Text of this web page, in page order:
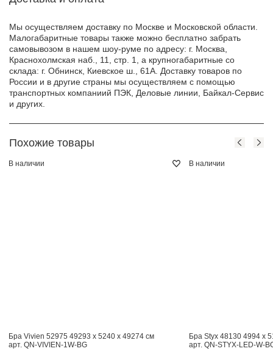
Мы осуществляем доставку по Москве и Московской области.
Малогабаритные товары также можно бесплатно забрать
самовывозом в нашем шоу-руме по адресу: г. Москва,
Краснохолмская наб., 11, стр. 1, а крупногабаритные со
склада: г. Обнинск, Киевское ш., 61А. Доставку товаров по
России и в другие страны мы осуществляем с помощью
транспортных компаниий ПЭК, Деловые линии, Байкал-Сервис
и других.
Похожие товары
В наличии
Бра Vivien 52975 49293 x 5240 x 49274 см
арт. QN-VIVIEN-1W-BG
В наличии
Бра Styx 48130 4994 x
арт. QN-STYX-LED-W-